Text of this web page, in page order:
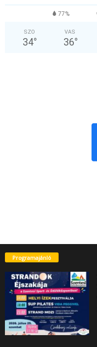
77%
SZO
34°
VAS
36°
Programajánló